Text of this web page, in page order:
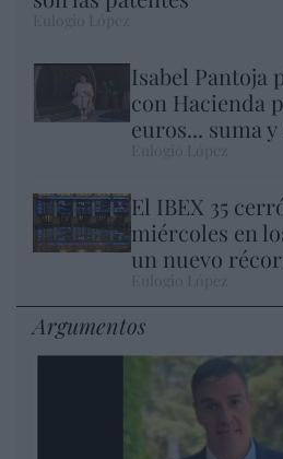
Isabel Pantoja
con Hacienda
euros... suma
El IBEX 35
miércoles en
un nuevo
Argumentos